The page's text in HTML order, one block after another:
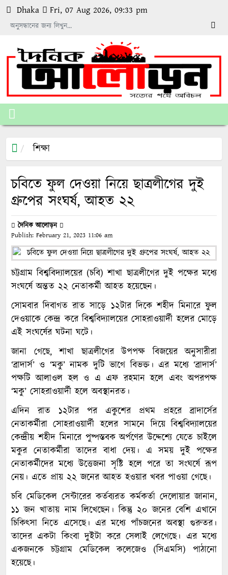
Dhaka Fri, 07 Aug 2026, 09:33 pm
শিক্ষা
চবিতে ফুল দেওয়া নিয়ে ছাত্রলীগের দুই
গ্রুপের সংঘর্ষ, আহত ২২
দৈনিক আলোড়ন
Publish: February 21, 2023 11:06 am
চট্টগ্রাম বিশ্ববিদ্যালয়ের (চবি) শাখা ছাত্রলীগের দুই পক্ষের মধ্যে
সংঘর্ষে অন্তত ২২ নেতাকর্মী আহত হয়েছেন।
সোমবার দিবাগত রাত সাড়ে ১২টার দিকে শহীদ মিনারে ফুল
দেওয়াকে কেন্দ্র করে বিশ্ববিদ্যালয়ের সোহরাওয়ার্দী হলের মোড়ে
এই সংঘর্ষের ঘটনা ঘটে।
জানা গেছে, শাখা ছাত্রলীগের উপপক্ষ বিজয়ের অনুসারীরা
‘ব্রাদার্স’ ও ‘মকু’ নামক দুটি ভাগে বিভক্ত। এর মধ্যে ‘ব্রাদার্স’
পক্ষটি আলাওল হল ও এ এফ রহমান হলে এবং অপরপক্ষ
‘মকু’ সোহরাওয়ার্দী হলে অবস্থানরত।
এদিন রাত ১২টার পর একুশের প্রথম প্রহরে ব্রাদার্সের
নেতাকর্মীরা সোহরাওয়ার্দী হলের সামনে দিয়ে বিশ্ববিদ্যালয়ের
কেন্দ্রীয় শহীদ মিনারে পুষ্পস্তবক অর্পণের উদ্দেশ্যে যেতে চাইলে
মকুর নেতাকর্মীরা তাদের বাধা দেয়। এ সময় দুই পক্ষের
নেতাকর্মীদের মধ্যে উত্তেজনা সৃষ্টি হলে পরে তা সংঘর্ষে রূপ
নেয়। এতে প্রায় ২২ জনের আহত হওয়ার খবর পাওয়া গেছে।
চবি মেডিকেল সেন্টারের কর্তব্যরত কর্মকর্তা দেলোয়ার জানান,
১১ জন খাতায় নাম লিখেছেন। কিন্তু ২০ জনের বেশি এখানে
চিকিৎসা নিতে এসেছে। এর মধ্যে পাঁচজনের অবস্থা গুরুতর।
তাদের একটা কিংবা দুইটা করে সেলাই লেগেছে। এর মধ্যে
একজনকে চট্টগ্রাম মেডিকেল কলেজেও (সিএমসি) পাঠানো
হয়েছে।